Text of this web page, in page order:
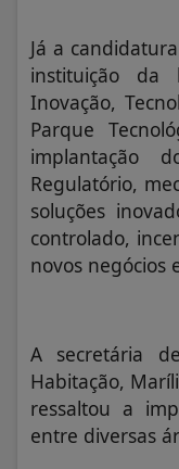
Já a
instituição
Inovação,
Parque
implantação
Regulatório,
soluções
controlado,
novos negócios
A secretária
Habitação,
ressaltou a
entre diversas